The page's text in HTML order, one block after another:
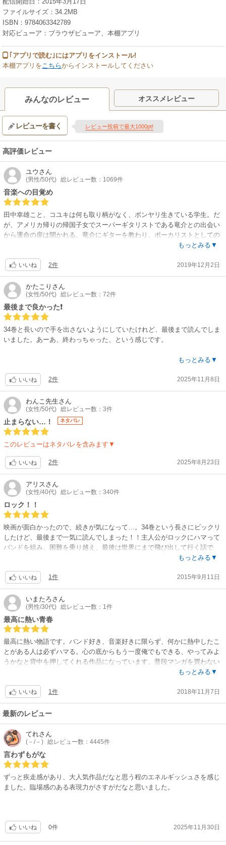
ファイルサイズ：34.2MB
ISBN：9784063342789
対応ビューア：ブラウザビューア、本棚アプリ
｢アプリで読む｣にはアプリをインストール!
本棚アプリをこちらからインストールしてください
みんなのレビュー オススメレビュー
レビューを書く レビュー投稿で最大1000pt!
高評価レビュー
ユウ さん
(男性/50代) 総レビュー数：1069件
音楽への目覚め
田中幸雄こと、コユキは何も取り柄がなく、ボンヤリ生きている学生。だ
が、アメリカ帰りの帰国子女でスーパーギタリストである竜介との出会い
から運命の扉は開かれる。竜介にギターを教わり、ボーカリストとしての
秘めたる才能にも覚醒したコユキ。その後、MC：千葉、ベース：平、ド
プ・スクワット）であり、ライブをしながらメジャーデビューを目指し奮
戦する。また、竜介の妹との恋愛も見逃せない要素。『紙面から音が聴こ
える』と言われた、ハロルド作石の圧倒的な画力による音楽表現が見も
の。是非とも堪能して下さい。
もっとみる▼
いいね 2件 2019年12月2日
かたこり さん
(女性/50代) 総レビュー数：72件
最後まで良かった❗️
34巻と長いので手を出さないようにしていたけれど、最後まで読んでしま
いました。あーあ、終わっちゃった、という感じです。
コユキ君だけでなく、バンドメンバーひとりひとり、周りの人々が大事に
傑作を産んだ後、登りつめてしまった後は、どうなるのだろうと思うけれ
ど、この終わりで良かったと思います。続編は、見たいような見たくない
ような、です。
もっとみる▼
いいね 2件 2025年11月8日
わんこ先生さん
(女性/50代) 総レビュー数：3件
止まらない…！ ネタバレ
このレビューはネタバレを含みます▼
いいね 2件 2025年8月23日
アリス さん
(女性/40代) 総レビュー数：340件
ロック！！
映画が面白かったので、続きが気になって…。34巻という長さにビックリ
したけど、最後まで一気に読んでしまった！！主人公がロックにハマって
バンドを組み、困難を乗り越え、最後は世界にまで飛び出して行く話で
す。コユキの歌声が紙面から伝わってくるようで、何度も読みたくなる話
もっとみる▼
いいね 1件 2015年9月11日
いまたろさん
(男性/30代) 総レビュー数：1件
最高に熱い青春
最高に熱い物語です。バンド好き、音楽好きに限らず、何かに熱中したこ
とがある人は必ずハマる。心の底からもう一度俺でもできる、やってみよ
うかなと背中を押してくれる作品になっています。普段マンガを買わない
もっとみる▼
いいね 1件 2018年11月7日
最新のレビュー
てれさん
(－/－) 総レビュー数：4445件
言わずもがな
ずっと疾走感があり、大人気作品だなと思う程のエネルギッシュさを感じ
ました。臨場感のある表現力がさすがだなと思いました。
いいね 0件 2025年11月30日